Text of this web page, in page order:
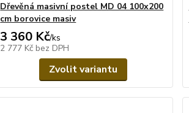
Dřevěná masivní postel MD 04 100x200
cm borovice masiv
3 360 Kč/ks
2 777 Kč bez DPH
Zvolit variantu